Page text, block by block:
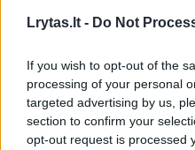
Lrytas.lt - Do Not
If you wish to opt-out of the
processing of your personal
targeted advertising by us,
section to confirm your
opt-out request is processed